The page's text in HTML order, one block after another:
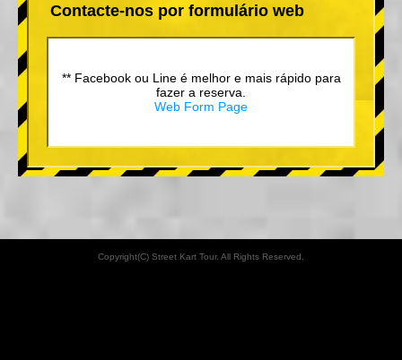
Contacte-nos por formulário web
** Facebook ou Line é melhor e mais rápido para
fazer a reserva.
Web Form Page
Copyright(C) Street Kart Tour. All Rights Reserved.